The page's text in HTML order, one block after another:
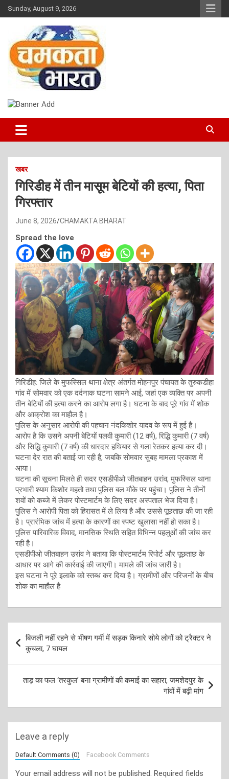
Skip
to
Sunday, August 9, 2026
CHAMAKTA BHARAT
खबर
गिरिडीह में तीन मासूम बेटियों की हत्या, पिता
गिरफ्तार
June 8, 2026 CHAMAKTA BHARAT
Spread the love
गिरिडीह: जिले के मुफस्सिल थाना क्षेत्र अंतर्गत मोहनपुर पंचायत के तुरुकडीहा
गांव में सोमवार को एक दर्दनाक घटना सामने आई, जहां एक व्यक्ति पर अपनी
तीन बेटियों की हत्या करने का आरोप लगा है। घटना के बाद पूरे गांव में शोक
और आक्रोश का माहौल है।
पुलिस के अनुसार आरोपी की पहचान नंदकिशोर यादव के रूप में हुई है।
आरोप है कि उसने अपनी बेटियों पलवी कुमारी (12 वर्ष), रिद्धि कुमारी (7 वर्ष)
और सिद्धि कुमारी (7 वर्ष) की धारदार हथियार से गला रेतकर हत्या कर दी।
घटना देर रात की बताई जा रही है, जबकि सोमवार सुबह मामला प्रकाश में
आया।
घटना की सूचना मिलते ही सदर एसडीपीओ जीतबाहन उरांव, मुफस्सिल थाना
प्रभारी श्याम किशोर महतो तथा पुलिस बल मौके पर पहुंचा। पुलिस ने तीनों
शवों को कब्जे में लेकर पोस्टमार्टम के लिए सदर अस्पताल भेज दिया है।
पुलिस ने आरोपी पिता को हिरासत में ले लिया है और उससे पूछताछ की जा रही
है। प्रारंभिक जांच में हत्या के कारणों का स्पष्ट खुलासा नहीं हो सका है।
पुलिस पारिवारिक विवाद, मानसिक स्थिति सहित विभिन्न पहलुओं की जांच कर
रही है।
एसडीपीओ जीतबाहन उरांव ने बताया कि पोस्टमार्टम रिपोर्ट और पूछताछ के
आधार पर आगे की कार्रवाई की जाएगी। मामले की जांच जारी है।
इस घटना ने पूरे इलाके को स्तब्ध कर दिया है। ग्रामीणों और परिजनों के बीच
शोक का माहौल है
Post
navigation
बिजली नहीं रहने से भीषण गर्मी में सड़क किनारे सोये लोगों को ट्रैक्टर ने
कुचला, 7 घायल
ताड़ का फल ‘तरकुल’ बना ग्रामीणों की कमाई का सहारा, जमशेदपुर के
गांवों में बढ़ी मांग
Leave a reply
Default Comments (0) Facebook Comments
Your email address will not be published. Required fields